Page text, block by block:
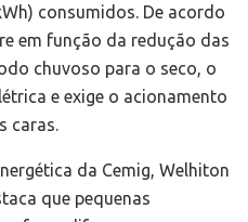
consumidos. De acordo
em função da redução das
chuvoso para o seco, o
e exige o acionamento
caras.
da Cemig, Welhiton
que pequenas